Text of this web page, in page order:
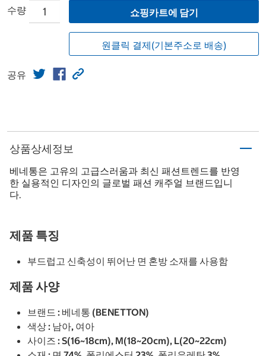
수량 쇼핑카트에 담기
원클릭 결제(기본주소로 배송)
공유
상품상세정보
베네통은 고유의 고급스러움과 최신 패션트렌드를 반영
한 실용적인 디자인의 글로벌 패션 캐주얼 브랜드입니
다.
제품 특징
부드럽고 신축성이 뛰어난 면 혼방 소재를 사용함
제품 사양
브랜드 : 베네통 (BENETTON)
색상 : 남아, 여아
사이즈 : S(16~18cm), M(18~20cm), L(20~22cm)